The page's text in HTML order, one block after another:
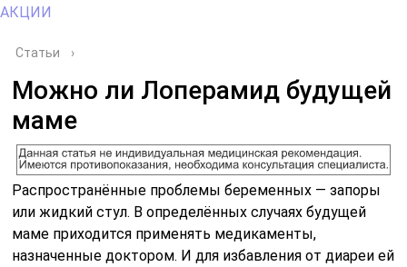
АКЦИИ
Статьи ›
Можно ли Лоперамид будущей
маме
Распространённые проблемы беременных — запоры
или жидкий стул. В определённых случаях будущей
маме приходится применять медикаменты,
назначенные доктором. И для избавления от диареи ей